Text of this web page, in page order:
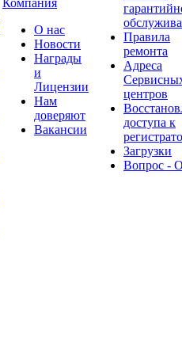
Компания
О нас
Новости
Награды
и
Лицензии
Нам
доверяют
Вакансии
Правила
ремонта
Адреса
центров
доступа к
Загрузки
Вопрос -